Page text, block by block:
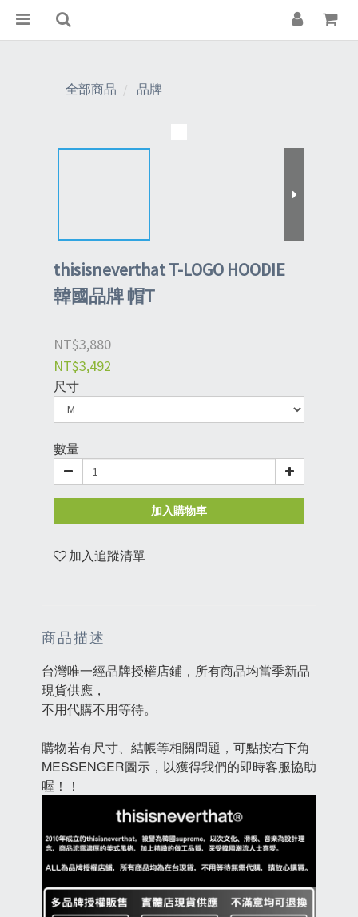
全部商品 品牌
thisisneverthat T-LOGO HOODIE
韓國品牌 帽T
NT$3,880
NT$3,492
尺寸
數量
加入購物車
加入追蹤清單
商品描述
台灣唯一經品牌授權店鋪，所有商品均當季新品
現貨供應，
不用代購不用等待。
購物若有尺寸、結帳等相關問題，可點按右下角
MESSENGER圖示，以獲得我們的即時客服協助
喔！！